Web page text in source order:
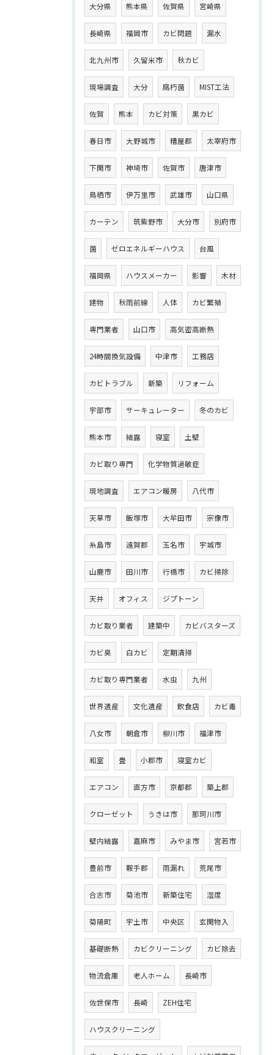
大分県 熊本県 佐賀県 宮崎県
長崎県 福岡市 カビ問題 漏水
北九州市 久留米市 秋カビ
現場調査 大分 腐朽菌 MIST工法
佐賀 熊本 カビ対策 黒カビ
春日市 大野城市 糟屋郡 太宰府市
下関市 神埼市 佐賀市 唐津市
鳥栖市 伊万里市 武雄市 山口県
カーテン 筑紫野市 大分市 別府市
菌 ゼロエネルギーハウス 台風
福岡県 ハウスメーカー 影響 木材
建物 秋雨前線 人体 カビ繁殖
専門業者 山口市 高気密高断熱
24時間換気設備 中津市 工務店
カビトラブル 新築 リフォーム
宇部市 サーキュレーター 冬のカビ
熊本市 結露 寝室 土壁
カビ取り専門 化学物質過敏症
現地調査 エアコン暖房 八代市
天草市 飯塚市 大牟田市 宗像市
糸島市 遠賀郡 玉名市 宇城市
山鹿市 田川市 行橋市 カビ掃除
天井 オフィス ジプトーン
カビ取り業者 建築中 カビバスターズ
カビ臭 白カビ 定期清掃
カビ取り専門業者 水虫 九州
世界遺産 文化遺産 飲食店 カビ毒
八女市 朝倉市 柳川市 福津市
和室 畳 小郡市 寝室カビ
エアコン 直方市 京都郡 築上郡
クローゼット うきは市 那珂川市
壁内結露 嘉麻市 みやま市 宮若市
豊前市 鞍手郡 雨漏れ 荒尾市
合志市 菊池市 新築住宅 湿度
菊陽町 宇土市 中央区 玄関物入
基礎断熱 カビクリーニング カビ除去
物流倉庫 老人ホーム 長崎市
佐世保市 長崎 ZEH住宅
ハウスクリーニング